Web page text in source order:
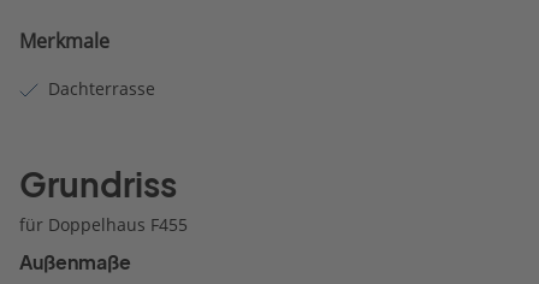
Merkmale
Dachterrasse
Grundriss
für Doppelhaus F455
Außenmaße